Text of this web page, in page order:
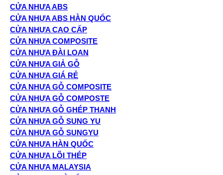
CỬA NHỰA ABS
CỬA NHỰA ABS HÀN QUỐC
CỬA NHỰA CAO CẤP
CỬA NHỰA COMPOSITE
CỬA NHỰA ĐÀI LOAN
CỬA NHỰA GIẢ GỖ
CỬA NHỰA GIÁ RẺ
CỬA NHỰA GỖ COMPOSITE
CỬA NHỰA GỖ COMPOSTE
CỬA NHỰA GỖ GHÉP THANH
CỬA NHỰA GỖ SUNG YU
CỬA NHỰA GỖ SUNGYU
CỬA NHỰA HÀN QUỐC
CỬA NHỰA LÕI THÉP
CỬA NHỰA MALAYSIA